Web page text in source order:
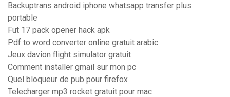
Backuptrans android iphone whatsapp transfer plus
portable
Fut 17 pack opener hack apk
Pdf to word converter online gratuit arabic
Jeux davion flight simulator gratuit
Comment installer gmail sur mon pc
Quel bloqueur de pub pour firefox
Telecharger mp3 rocket gratuit pour mac